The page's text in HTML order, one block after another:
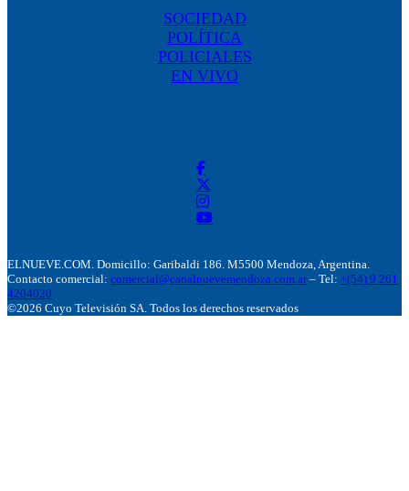
SOCIEDAD
POLÍTICA
POLICIALES
EN VIVO
ELNUEVE.COM. Domicillo: Garibaldi 186. M5500 Mendoza, Argentina.
Contacto comercial: comercial@canalnuevemendoza.com.ar – Tel: +(54) 9 261
4204020
©2026 Cuyo Televisión SA. Todos los derechos reservados